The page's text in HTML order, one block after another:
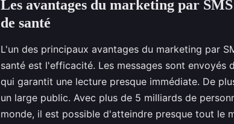
Les avantages du marketing par
de santé
L'un des principaux avantages du marketing par
santé est l'efficacité. Les messages sont envoyés
qui garantit une lecture presque immédiate. De
un large public. Avec plus de 5 milliards de
monde, il est possible d'atteindre presque tout le